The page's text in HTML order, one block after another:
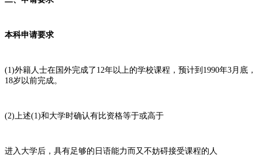
本科申请要求
(1)外籍人士在国外完成了12年以上的学校课程，预计到1990年3月底，
18岁以前完成。
(2)上述(1)和大学时确认有比资格等于或高于
进入大学后，具有足够的日语能力而又不妨碍接受课程的人